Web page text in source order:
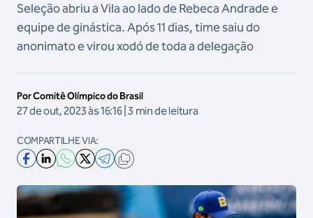
Seleção abriu a Vila ao lado de Rebeca Andrade e
equipe de ginástica. Após 11 dias, time saiu do
anonimato e virou xodó de toda a delegação
Por Comitê Olímpico do Brasil
27 de out, 2023 às 16:16 | 3 min de leitura
COMPARTILHE VIA: